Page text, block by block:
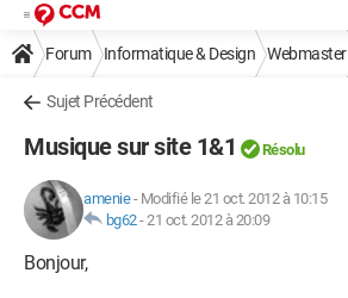
Forum Informatique & Design Webmaster
Sujet Précédent
Musique sur site 1&1 Résolu
amenie- Modifié le 21 oct. 2012 à 10:15
bg62-21 oct. 2012 à 20:09
Bonjour,